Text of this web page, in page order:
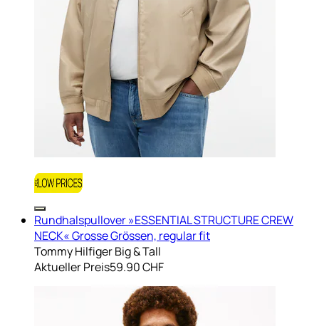
Rundhalspullover »ESSENTIAL STRUCTURE CREW
NECK« Grosse Grössen, regular fit
Tommy Hilfiger Big & Tall
Aktueller Preis59.90 CHF